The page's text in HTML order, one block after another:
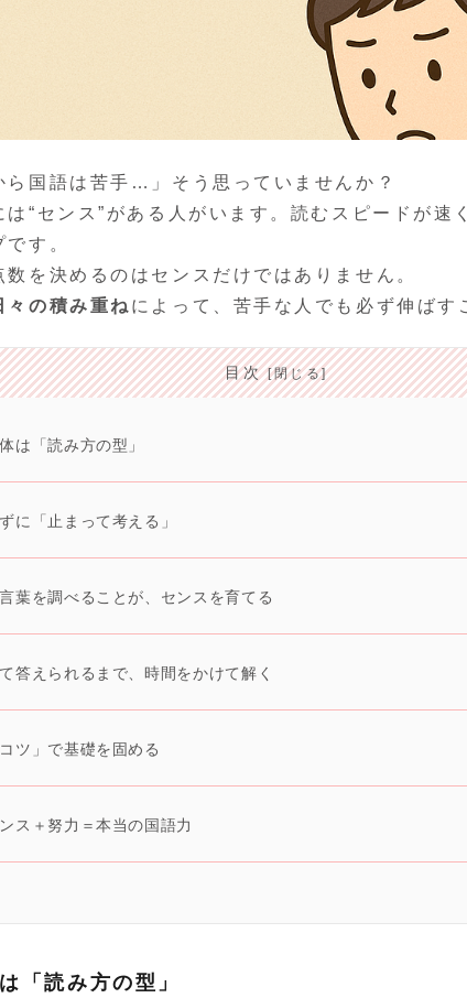
ら国語は苦手…」そう思っていませんか？
は“センス”がある人がいます。読むスピードが速
す。
数を決めるのはセンスだけではありません。
々の積み重ね によって、苦手な人でも必ず伸ばす
目次
は「読み方の型」
に「止まって考える」
葉を調べることが、センスを育てる
答えられるまで、時間をかけて解く
ツ」で基礎を固める
ス＋努力＝本当の国語力
「読み方の型」